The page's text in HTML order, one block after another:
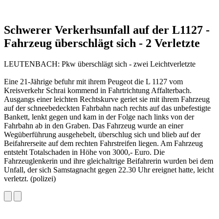
Schwerer Verkerhsunfall auf der L1127 -
Fahrzeug überschlägt sich - 2 Verletzte
LEUTENBACH: Pkw überschlägt sich - zwei Leichtverletzte
Eine 21-Jährige befuhr mit ihrem Peugeot die L 1127 vom
Kreisverkehr Schrai kommend in Fahrtrichtung Affalterbach.
Ausgangs einer leichten Rechtskurve geriet sie mit ihrem Fahrzeug
auf der schneebedeckten Fahrbahn nach rechts auf das unbefestigte
Bankett, lenkt gegen und kam in der Folge nach links von der
Fahrbahn ab in den Graben. Das Fahrzeug wurde an einer
Wegüberführung ausgehebelt, überschlug sich und blieb auf der
Beifahrerseite auf dem rechten Fahrstreifen liegen. Am Fahrzeug
entsteht Totalschaden in Höhe von 3000,- Euro. Die
Fahrzeuglenkerin und ihre gleichaltrige Beifahrerin wurden bei dem
Unfall, der sich Samstagnacht gegen 22.30 Uhr ereignet hatte, leicht
verletzt. (polizei)